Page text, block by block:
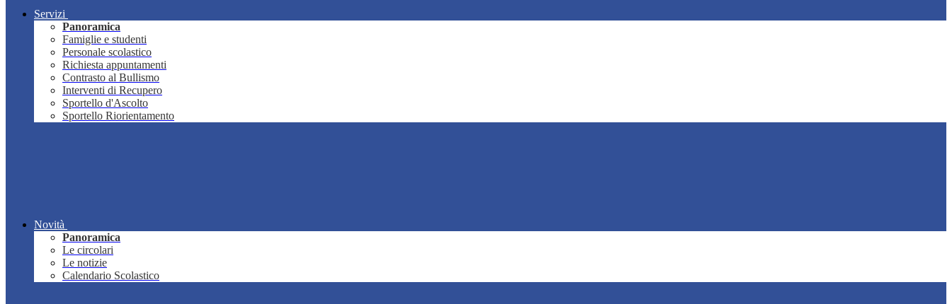
Servizi
Panoramica
Famiglie e studenti
Personale scolastico
Richiesta appuntamenti
Contrasto al Bullismo
Interventi di Recupero
Sportello d'Ascolto
Sportello Riorientamento
Novità
Panoramica
Le circolari
Le notizie
Calendario Scolastico